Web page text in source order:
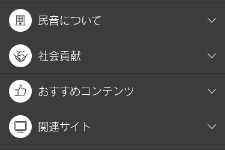
民音について
社会貢献
おすすめコンテンツ
関連サイト